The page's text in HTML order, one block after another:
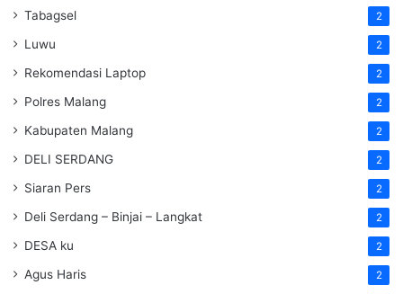
Tabagsel 2
Luwu 2
Rekomendasi Laptop 2
Polres Malang 2
Kabupaten Malang 2
DELI SERDANG 2
Siaran Pers 2
Deli Serdang – Binjai – Langkat 2
DESA ku 2
Agus Haris 2